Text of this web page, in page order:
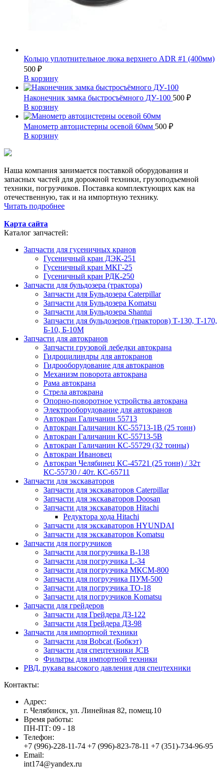
Кольцо уплотнительное люка верхнего ADR #1 (400мм)
500 ₽
В корзину
Наконечник замка быстросъёмного ДУ-100 500 ₽
В корзину
Манометр автоцистерны осевой 60мм 500 ₽
В корзину
Наша компания занимается поставкой оборудования и
запасных частей для дорожной техники, грузоподъемной
техники, погрузчиков. Поставка комплектующих как на
отечественную, так и на импортную технику.
Читать подробнее
Карта сайта
Каталог запчастей:
Запчасти для гусеничных кранов
Гусеничный кран ДЭК-251
Гусеничный кран МКГ-25
Гусеничный кран РДК-250
Запчасти для бульдозера (трактора)
Запчасти для Бульдозера Caterpillar
Запчасти для Бульдозера Komatsu
Запчасти для Бульдозера Shantui
Запчасти для бульдозеров (тракторов) Т-130, Т-170,
Б-10, Б-10М
Запчасти для автокранов
Запчасти грузовой лебедки автокрана
Гидроцилиндры для автокранов
Гидрооборудование для автокранов
Механизм поворота автокрана
Рама автокрана
Стрела автокрана
Опорно-поворотное устройства автокрана
Электрооборудование для автокранов
Автокран Галичанин 55713
Автокран Галичанин КС-55713-1В (25 тонн)
Автокран Галичанин КС-55713-5В
Автокран Галичанин КС-55729 (32 тонны)
Автокран Ивановец
Автокран Челябинец КС-45721 (25 тонн) / 32т
КС-55730 / 40т. КС-65711
Запчасти для экскаваторов
Запчасти для экскаваторов Caterpillar
Запчасти для экскаваторов Doosan
Запчасти для экскаваторов Hitachi
Редуктора хода Hitachi
Запчасти для экскаваторов HYUNDAI
Запчасти для экскаваторов Komatsu
Запчасти для погрузчиков
Запчасти для погрузчика B-138
Запчасти для погрузчика L-34
Запчасти для погрузчика МКСМ-800
Запчасти для погрузчика ПУМ-500
Запчасти для погрузчика ТО-18
Запчасти для погрузчиков Komatsu
Запчасти для грейдеров
Запчасти для Грейдера ДЗ-122
Запчасти для Грейдера ДЗ-98
Запчасти для импортной техники
Запчасти для Bobcat (Бобкэт)
Запчасти для спецтехники JCB
Фильтры для импортной техники
РВД, рукава высокого давления для спецтехники
Контакты:
Адрес:
г. Челябинск, ул. Линейная 82, помещ.10
Время работы:
ПН-ПТ: 09 - 18
Телефон:
+7 (996)-228-11-74 +7 (996)-823-78-11 +7 (351)-734-96-95
Email:
int174@yandex.ru